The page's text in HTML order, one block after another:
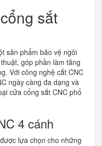
sắt
sản phẩm bảo vệ ngôi
góp phần làm tăng
Với công nghệ cắt CNC
ngày càng đa dạng và
cửa cổng sắt CNC phổ
4 cánh
lựa chọn cho những